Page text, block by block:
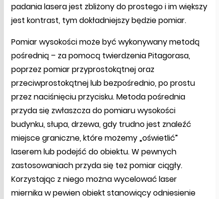
padania lasera jest zbliżony do prostego i im większy
jest kontrast, tym dokładniejszy będzie pomiar.
Pomiar wysokości może być wykonywany metodą
pośrednią – za pomocą twierdzenia Pitagorasa,
poprzez pomiar przyprostokątnej oraz
przeciwprostokątnej lub bezpośrednio, po prostu
przez naciśnięciu przycisku. Metoda pośrednia
przyda się zwłaszcza do pomiaru wysokości
budynku, słupa, drzewa, gdy trudno jest znaleźć
miejsce graniczne, które możemy „oświetlić”
laserem lub podejść do obiektu. W pewnych
zastosowaniach przyda się też pomiar ciągły.
Korzystając z niego można wycelować laser
miernika w pewien obiekt stanowiący odniesienie